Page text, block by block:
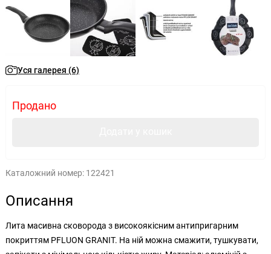
Уся галерея (6)
Продано
Каталожний номер: 122421
Описання
Лита масивна сковорода з високоякісним антипригарним
покриттям PFLUON GRANIT. На ній можна смажити, тушкувати,